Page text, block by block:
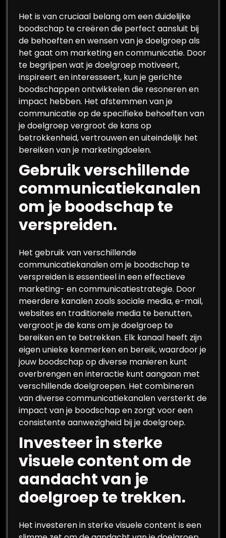
Het is van cruciaal belang om een duidelijke
boodschap te creëren die perfect aansluit bij
de behoeften en wensen van je doelgroep als
het gaat om marketing en communicatie. Door
te begrijpen wat je doelgroep motiveert,
inspireert en interesseert, kun je gerichte
boodschappen ontwikkelen die resoneren en
impact hebben. Het afstemmen van je
communicatie op de specifieke behoeften van
je doelgroep vergroot de kans op
betrokkenheid, vertrouwen en uiteindelijk het
bereiken van je marketingdoelen.
Gebruik verschillende
communicatiekanalen
om je boodschap te
verspreiden.
Het gebruik van verschillende
communicatiekanalen om je boodschap te
verspreiden is essentieel in een effectieve
marketing- en communicatiestrategie. Door
meerdere kanalen zoals sociale media, e-mail,
websites en traditionele media te benutten,
vergroot je de kans om je doelgroep te
bereiken en te betrekken. Elk kanaal heeft zijn
eigen unieke kenmerken en bereik, waardoor je
jouw boodschap op diverse manieren kunt
overbrengen en interactie kunt aangaan met
verschillende doelgroepen. Het combineren
van diverse communicatiekanalen versterkt de
impact van je boodschap en zorgt voor een
consistente aanwezigheid bij je doelgroep.
Investeer in sterke
visuele content om de
aandacht van je
doelgroep te trekken.
Het investeren in sterke visuele content is een